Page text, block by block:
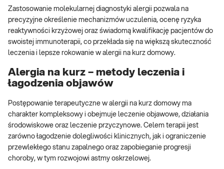
Zastosowanie molekularnej diagnostyki alergii pozwala na
precyzyjne określenie mechanizmów uczulenia, ocenę ryzyka
reaktywności krzyżowej oraz świadomą kwalifikację pacjentów do
swoistej immunoterapii, co przekłada się na większą skuteczność
leczenia i lepsze rokowanie w alergii na kurz domowy.
Alergia na kurz – metody leczenia i
łagodzenia objawów
Postępowanie terapeutyczne w alergii na kurz domowy ma
charakter kompleksowy i obejmuje leczenie objawowe, działania
środowiskowe oraz leczenie przyczynowe. Celem terapii jest
zarówno łagodzenie dolegliwości klinicznych, jak i ograniczenie
przewlekłego stanu zapalnego oraz zapobieganie progresji
choroby, w tym rozwojowi astmy oskrzelowej.